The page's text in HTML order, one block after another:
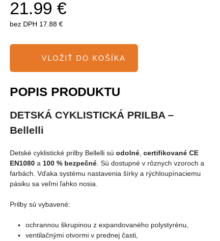
21.99 €
bez DPH 17.88 €
POPIS PRODUKTU
DETSKÁ CYKLISTICKÁ PRILBA –
Bellelli
Detské cyklistické prilby Bellelli sú odolné certifikované CE
EN1080 a 100 % bezpečné . Sú dostupné v rôznych vzoroch a
farbách. Vďaka systému nastavenia šírky a rýchloupínaciemu
pásiku sa veľmi ľahko nosia.
Prilby sú vybavené:
ochrannou škrupinou z expandovaného polystyrénu,
ventilačnými otvormi v prednej časti,